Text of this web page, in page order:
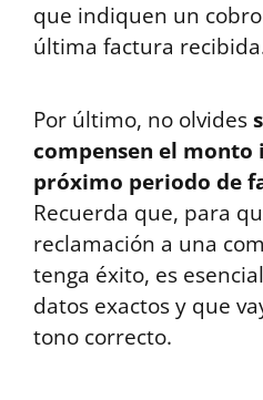
que indiquen un
última factura
Por último, no olvides
compensen el monto
próximo periodo de
Recuerda que, para
reclamación a una
tenga éxito, es
datos exactos y que
tono correcto.